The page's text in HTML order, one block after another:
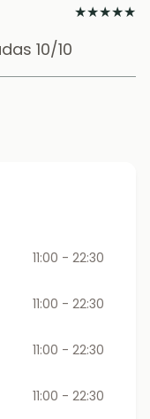
★★★★★
10/10
11:00 - 22:30
11:00 - 22:30
11:00 - 22:30
11:00 - 22:30